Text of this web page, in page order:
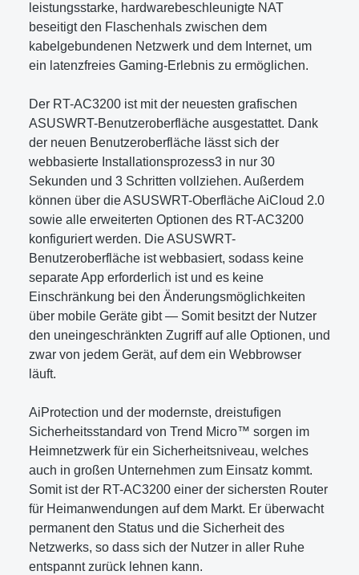
leistungsstarke, hardwarebeschleunigte NAT
beseitigt den Flaschenhals zwischen dem
kabelgebundenen Netzwerk und dem Internet, um
ein latenzfreies Gaming-Erlebnis zu ermöglichen.
Der RT-AC3200 ist mit der neuesten grafischen
ASUSWRT-Benutzeroberfläche ausgestattet. Dank
der neuen Benutzeroberfläche lässt sich der
webbasierte Installationsprozess3 in nur 30
Sekunden und 3 Schritten vollziehen. Außerdem
können über die ASUSWRT-Oberfläche AiCloud 2.0
sowie alle erweiterten Optionen des RT-AC3200
konfiguriert werden. Die ASUSWRT-
Benutzeroberfläche ist webbasiert, sodass keine
separate App erforderlich ist und es keine
Einschränkung bei den Änderungsmöglichkeiten
über mobile Geräte gibt — Somit besitzt der Nutzer
den uneingeschränkten Zugriff auf alle Optionen, und
zwar von jedem Gerät, auf dem ein Webbrowser
läuft.
AiProtection und der modernste, dreistufigen
Sicherheitsstandard von Trend Micro™ sorgen im
Heimnetzwerk für ein Sicherheitsniveau, welches
auch in großen Unternehmen zum Einsatz kommt.
Somit ist der RT-AC3200 einer der sichersten Router
für Heimanwendungen auf dem Markt. Er überwacht
permanent den Status und die Sicherheit des
Netzwerks, so dass sich der Nutzer in aller Ruhe
entspannt zurück lehnen kann.